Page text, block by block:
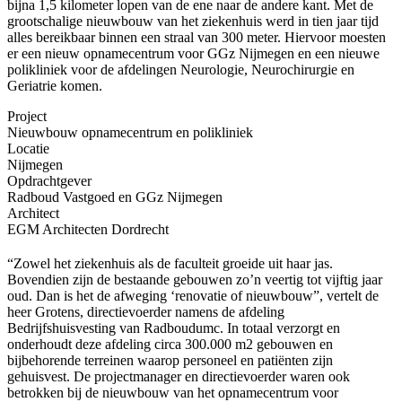
bijna 1,5 kilometer lopen van de ene naar de andere kant. Met de
grootschalige nieuwbouw van het ziekenhuis werd in tien jaar tijd
alles bereikbaar binnen een straal van 300 meter. Hiervoor moesten
er een nieuw opnamecentrum voor GGz Nijmegen en een nieuwe
polikliniek voor de afdelingen Neurologie, Neurochirurgie en
Geriatrie komen.
Project
Nieuwbouw opnamecentrum en polikliniek
Locatie
Nijmegen
Opdrachtgever
Radboud Vastgoed en GGz Nijmegen
Architect
EGM Architecten Dordrecht
“Zowel het ziekenhuis als de faculteit groeide uit haar jas.
Bovendien zijn de bestaande gebouwen zo’n veertig tot vijftig jaar
oud. Dan is het de afweging ‘renovatie of nieuwbouw”, vertelt de
heer Grotens, directievoerder namens de afdeling
Bedrijfshuisvesting van Radboudumc. In totaal verzorgt en
onderhoudt deze afdeling circa 300.000 m2 gebouwen en
bijbehorende terreinen waarop personeel en patiënten zijn
gehuisvest. De projectmanager en directievoerder waren ook
betrokken bij de nieuwbouw van het opnamecentrum voor